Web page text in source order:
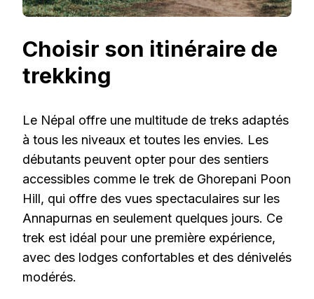
Choisir son itinéraire de
trekking
Le Népal offre une multitude de treks adaptés
à tous les niveaux et toutes les envies. Les
débutants peuvent opter pour des sentiers
accessibles comme le trek de Ghorepani Poon
Hill, qui offre des vues spectaculaires sur les
Annapurnas en seulement quelques jours. Ce
trek est idéal pour une première expérience,
avec des lodges confortables et des dénivelés
modérés.